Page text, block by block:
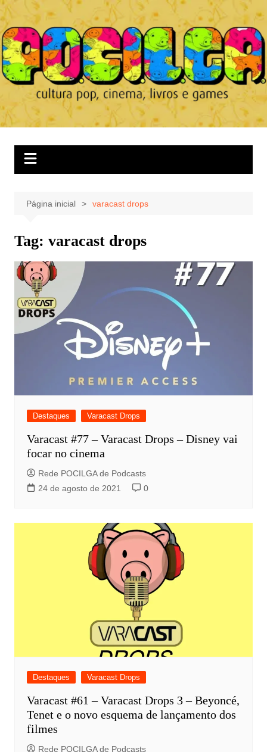
Ir
para
o
conteúdo
Página inicial varacast drops
Tag: varacast drops
Destaques Varacast Drops
Varacast #77 – Varacast Drops – Disney vai
focar no cinema
Rede POCILGA de Podcasts
24 de agosto de 2021
0
Destaques Varacast Drops
Varacast #61 – Varacast Drops 3 – Beyoncé,
Tenet e o novo esquema de lançamento dos
filmes
Rede POCILGA de Podcasts